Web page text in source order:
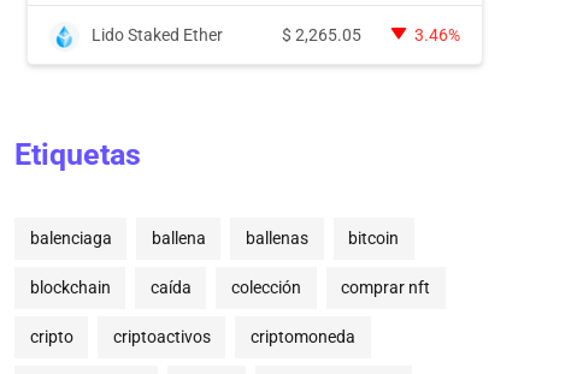
Lido Staked Ether $ 2,265.05 3.46%
Etiquetas
balenciaga ballena ballenas bitcoin
blockchain caída colección comprar nft
cripto criptoactivos criptomoneda